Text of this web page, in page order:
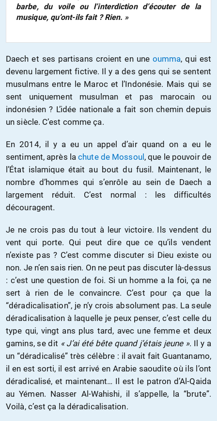
barbe, du voile ou l’interdiction d’écouter de la
musique, qu’ont-ils fait ? Rien. »
Daech et ses partisans croient en une oumma, qui est
devenu largement fictive. Il y a des gens qui se sentent
musulmans entre le Maroc et l’Indonésie. Mais qui se
sent uniquement musulman et pas marocain ou
indonésien ? L’idée nationale a fait son chemin depuis
un siècle. C’est comme ça.
En 2014, il y a eu un appel d’air quand on a eu le
sentiment, après lachute de Mossoul, que le pouvoir de
l’État islamique était au bout du fusil. Maintenant, le
nombre d’hommes qui s’enrôle au sein de Daech a
largement réduit. C’est normal : les difficultés
découragent.
Je ne crois pas du tout à leur victoire. Ils vendent du
vent qui porte. Qui peut dire que ce qu’ils vendent
n’existe pas ? C’est comme discuter si Dieu existe ou
non. Je n’en sais rien. On ne peut pas discuter là-dessus
: c’est une question de foi. Si un homme a la foi, ça ne
sert à rien de le convaincre. C’est pour ça que la
“déradicalisation”, je n’y crois absolument pas. La seule
déradicalisation à laquelle je peux penser, c’est celle du
type qui, vingt ans plus tard, avec une femme et deux
gamins, se dit « J’ai été bête quand j’étais jeune ». Il y a
un “déradicalisé” très célèbre : il avait fait Guantanamo,
il en est sorti, il est arrivé en Arabie saoudite où ils l’ont
déradicalisé, et maintenant… Il est le patron d’Al-Qaida
au Yémen. Nasser Al-Wahishi, il s’appelle, la “brute”.
Voilà, c’est ça la déradicalisation.